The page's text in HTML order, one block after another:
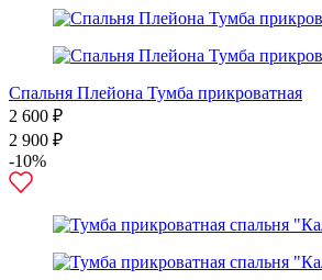
Спальня Плейона Тумба прикроватная
2 600 ₽
2 900 ₽
-10%